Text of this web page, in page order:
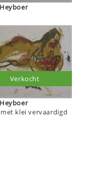
Anton Heyboer
Anton Heyboer
klei vervaardigd
Verkocht